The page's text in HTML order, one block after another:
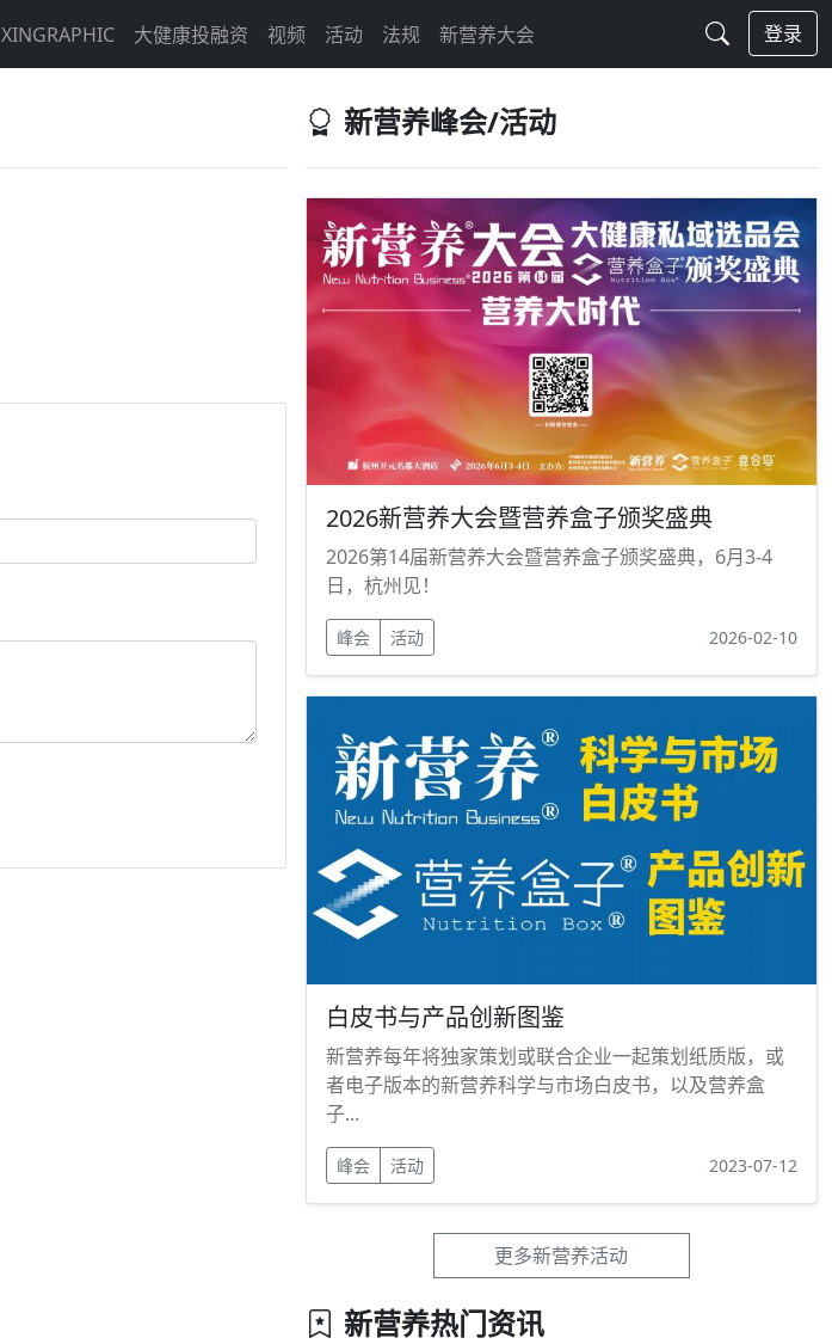
XINGRAPHIC 大健康投融资 视频 活动 法规 新营养大会 登录
新营养峰会/活动
2026新营养大会暨营养盒子颁奖盛典
2026第14届新营养大会暨营养盒子颁奖盛典，6月3-4
日，杭州见！
峰会 活动 2026-02-10
白皮书与产品创新图鉴
新营养每年将独家策划或联合企业一起策划纸质版，或
者电子版本的新营养科学与市场白皮书，以及营养盒
子...
峰会 活动 2023-07-12
更多新营养活动
新营养热门资讯